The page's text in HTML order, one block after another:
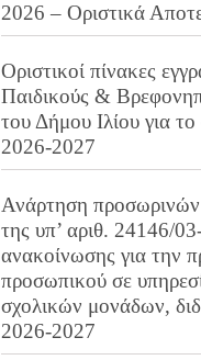
2026 – Οριστικά
Οριστικοί πίνακες
Παιδικούς &
του Δήμου Ιλίου για
2026-2027
Ανάρτηση
της υπ’ αριθ. 24146/
ανακοίνωσης για την
προσωπικού σε
σχολικών μονάδων,
2026-2027